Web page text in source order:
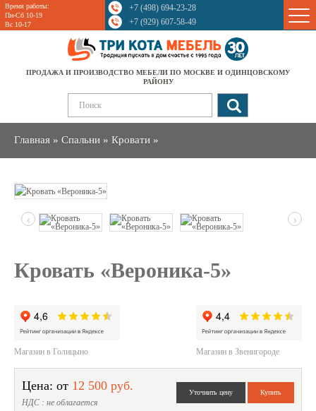
Время работы:
Пн-Сб 10-19
Вс 10-17
+7 (498) 694-23-28
+7 (929) 607-58-49
ПРОДАЖА И ПРОИЗВОДСТВО МЕБЕЛИ ПО МОСКВЕ И ОДИНЦОВСКОМУ
РАЙОНУ
Главная » Спальни » Кровати »
Sale
‹ ›
Кровать «Вероника-5»
Магазин в Голицыно Магазин в Звенигороде
Цена: от 12 500 руб.
НДС : не облагается